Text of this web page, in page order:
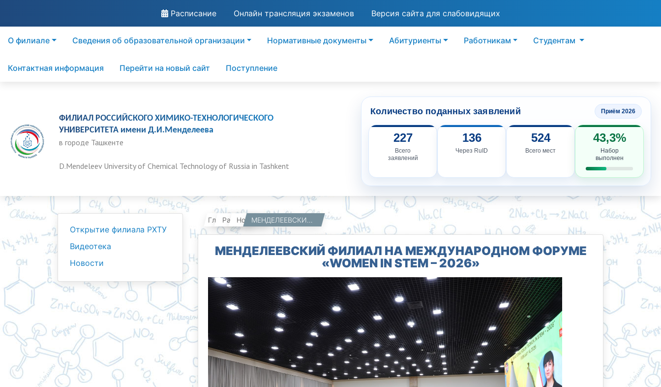
Расписание Онлайн трансляция экзаменов Версия сайта для слабовидящих
О филиале Сведения об образовательной организации Нормативные документы Абитуриенты Работникам Студентам
Контактная информация Перейти на новый сайт Поступление
ФИЛИАЛ РОССИЙСКОГО ХИМИКО-ТЕХНОЛОГИЧЕСКОГО
УНИВЕРСИТЕТА имени Д.И.Менделеева
в городе Ташкенте
D.Mendeleev University of Chemical Technology of Russia in Tashkent
Количество поданных заявлений Приём 2026
227
Всего
заявлений
136
Через RuID
524
Всего мест
43,3%
Набор
выполнен
Открытие филиала РХТУ
Видеотека
Новости
Главная Работникам Новости МЕНДЕЛЕЕВСКИЙ ФИЛИАЛ НА МЕЖДУНАРОДНОМ ФОРУМЕ «WOMEN IN STEM – 2026»
МЕНДЕЛЕЕВСКИЙ ФИЛИАЛ НА МЕЖДУНАРОДНОМ ФОРУМЕ
«WOMEN IN STEM – 2026»